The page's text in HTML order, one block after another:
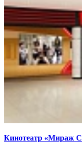
Кинотеатр «Мираж